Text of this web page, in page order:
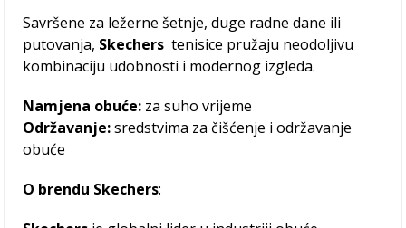
Savršene za ležerne šetnje, duge radne dane ili
putovanja, Skechers tenisice pružaju neodoljivu
kombinaciju udobnosti i modernog izgleda.
Namjena obuće: za suho vrijeme
Održavanje:sredstvima za čišćenje i održavanje
obuće
O brendu Skechers: